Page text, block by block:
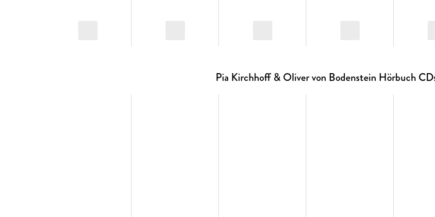
Pia Kirchhoff & Oliver von Bodenstein Hörbuch